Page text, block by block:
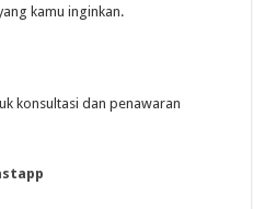
kamu inginkan.
konsultasi dan penawaran